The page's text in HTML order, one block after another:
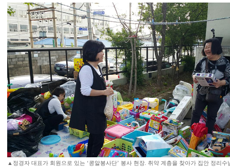
▲정경자 대표가 회원으로 있는 ‘콩알봉사단’ 봉사 현장. 취약 계층을 찾아가 집안 정리수